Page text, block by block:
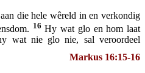
die hele wêreld in en verkondig
16 Hy wat glo en hom laat
wat nie glo nie, sal veroordeel
Markus 16:15-16